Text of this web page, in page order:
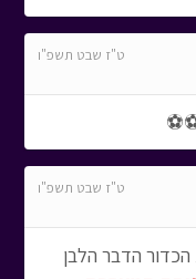
ט"ז שבט תשפ"ו
ט"ז שבט תשפ"ו
הדבר הלבן